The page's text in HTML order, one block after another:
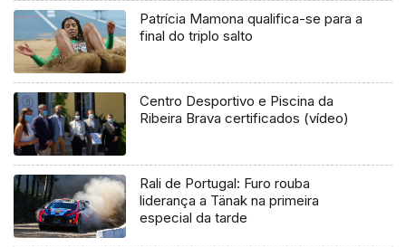
Patrícia Mamona qualifica-se para a
final do triplo salto
Centro Desportivo e Piscina da
Ribeira Brava certificados (vídeo)
Rali de Portugal: Furo rouba
liderança a Tänak na primeira
especial da tarde